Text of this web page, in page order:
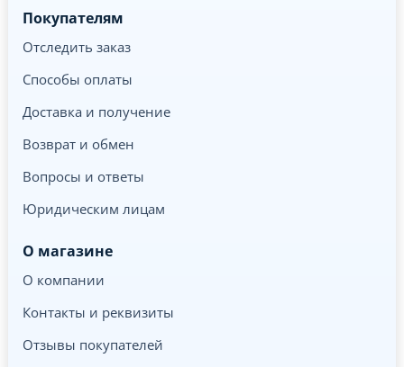
Покупателям
Отследить заказ
Способы оплаты
Доставка и получение
Возврат и обмен
Вопросы и ответы
Юридическим лицам
О магазине
О компании
Контакты и реквизиты
Отзывы покупателей